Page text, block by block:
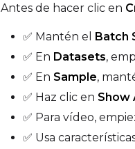
Antes de hacer clic en
✅ Mantén el Batch
✅ En Datasets,
✅ En Sample,
✅ Haz clic en Show
✅ Para vídeo,
✅ Usa